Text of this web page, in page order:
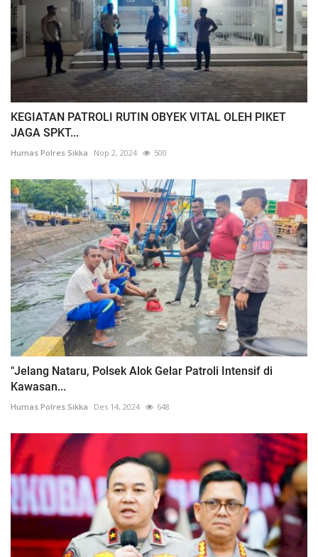
KEGIATAN PATROLI RUTIN OBYEK VITAL OLEH PIKET
JAGA SPKT...
Humas Polres Sikka Nop 2, 2024 500
"Jelang Nataru, Polsek Alok Gelar Patroli Intensif di
Kawasan...
Humas Polres Sikka Des 14, 2024 648